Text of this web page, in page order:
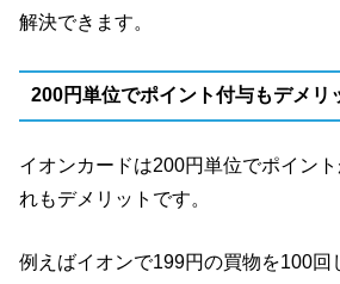
解決できます。
200円単位でポイント付与もデメリ
イオンカードは200円単位でポイン
れもデメリットです。
例えばイオンで199円の買物を100回